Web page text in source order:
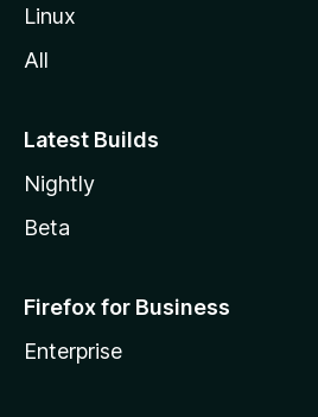
Linux
All
Latest Builds
Nightly
Beta
Firefox for Business
Enterprise